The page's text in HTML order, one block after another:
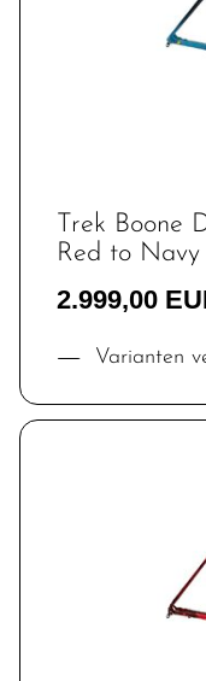
Trek Boone
Red to Navy
2.999,00
Varianten